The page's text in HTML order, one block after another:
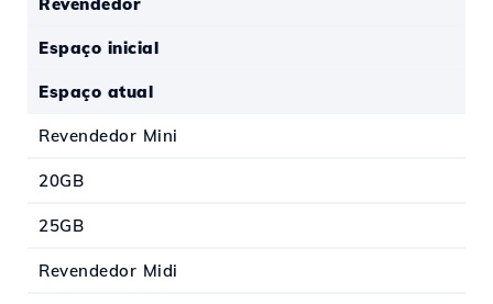
Revendedor
Espaço inicial
Espaço atual
Revendedor Mini
20GB
25GB
Revendedor Midi